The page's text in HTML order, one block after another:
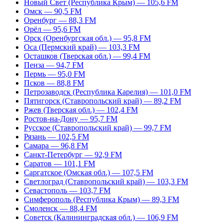
Новый Свет (Республика Крым) — 105,6 FM
Омск — 90,5 FM
Оренбург — 88,3 FM
Орёл — 95,6 FM
Орск (Оренбургская обл.) — 95,8 FM
Оса (Пермский край) — 103,3 FM
Осташков (Тверская обл.) — 99,4 FM
Пенза — 94,7 FM
Пермь — 95,0 FM
Псков — 88,8 FM
Петрозаводск (Республика Карелия) — 101,0 FM
Пятигорск (Ставропольский край) — 89,2 FM
Ржев (Тверская обл.) — 102,4 FM
Ростов-на-Дону — 95,7 FM
Русское (Ставропольский край) — 99,7 FM
Рязань — 102,5 FM
Самара — 96,8 FM
Санкт-Петербург — 92,9 FM
Саратов — 101,1 FM
Саргатское (Омская обл.) — 107,5 FM
Светлоград (Ставропольский край) — 103,3 FM
Севастополь — 103,7 FM
Симферополь (Республика Крым) — 89,3 FM
Смоленск — 88,4 FM
Советск (Калининградская обл.) — 106,9 FM